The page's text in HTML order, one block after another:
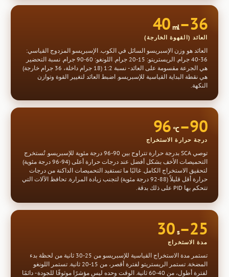
36–40
ml
العائد (القهوة الخارجة)
العائد هو وزن الإسبريسو السائل في الكوب. الإسبريسو المزدوج القياسي:
36-40 جرام. الريستريتو: 15-20 جرام. اللونغو: 60-90 جرام. نسبة التحضير
هي الجرعة مقسومة على العائد - نسبة 1:2 (18 جرام داخلة، 36 جرام خارجة)
هي نقطة البداية القياسية للإسبريسو. اضبط العائد لتغيير القوة وتوازن
النكهة.
90–96
°C
درجة حرارة الاستخراج
توصي SCA بدرجة حرارة تتراوح بين 90-96 درجة مئوية للإسبريسو. تُستخرج
التحميصات الأخف بشكل أفضل عند درجات حرارة أعلى (94-96 درجة مئوية)
لتحقيق الاستخراج الكامل. غالبًا ما تستفيد التحميصات الداكنة من درجات
حرارة أقل قليلاً (88-92 درجة مئوية) لتجنب زيادة المرارة. تحافظ الآلات التي
تتحكم بها PID على ذلك بدقة.
25–30
s
مدة الاستخراج
تستمر مدة الاستخراج القياسية للإسبريسو من 25-30 ثانية من لحظة بدء
المضخة. تستمر الريستريتو لفترة أقصر، من 15-20 ثانية. تستمر اللونغو
لفترة أطول، من 40-60 ثانية. الوقت وحده ليس مؤشرًا موثوقًا للجودة - دائمًا